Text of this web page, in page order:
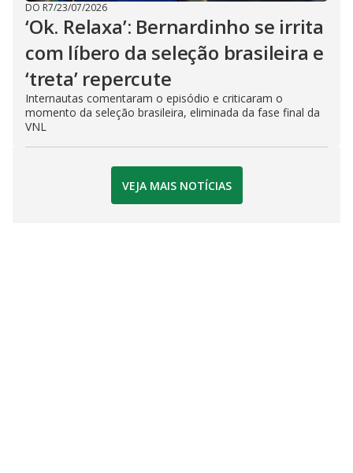
DO R7/23/07/2026
‘Ok. Relaxa’: Bernardinho se irrita
com líbero da seleção brasileira e
‘treta’ repercute
Internautas comentaram o episódio e criticaram o
momento da seleção brasileira, eliminada da fase final da
VNL
VEJA MAIS NOTÍCIAS